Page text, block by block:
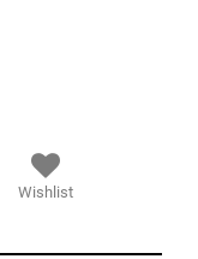
Wishlist